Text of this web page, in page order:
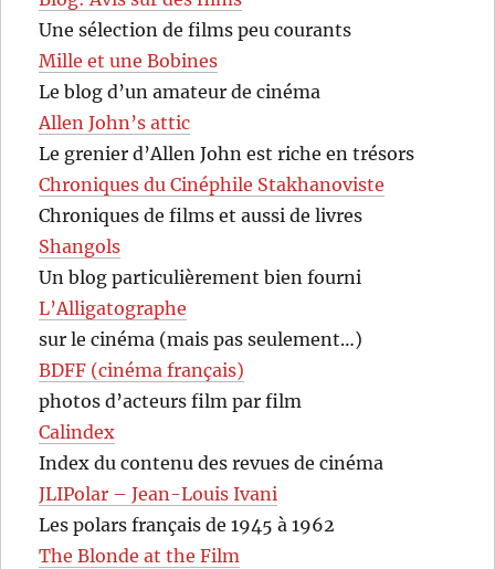
Une sélection de films peu courants
Mille et une Bobines
Le blog d’un amateur de cinéma
Allen John’s attic
Le grenier d’Allen John est riche en trésors
Chroniques du Cinéphile Stakhanoviste
Chroniques de films et aussi de livres
Shangols
Un blog particulièrement bien fourni
L’Alligatographe
sur le cinéma (mais pas seulement…)
BDFF (cinéma français)
photos d’acteurs film par film
Calindex
Index du contenu des revues de cinéma
JLIPolar – Jean-Louis Ivani
Les polars français de 1945 à 1962
The Blonde at the Film